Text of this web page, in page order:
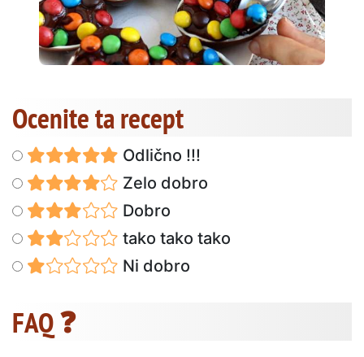
Ocenite ta recept
Odlično !!!
Zelo dobro
Dobro
tako tako tako
Ni dobro
FAQ ❓